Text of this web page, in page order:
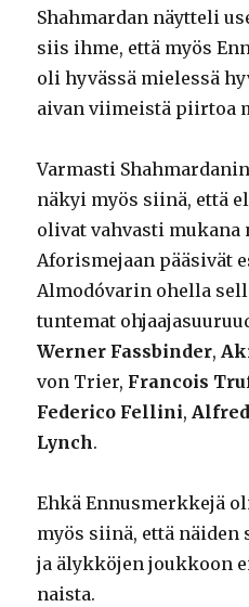
Shahmardan näytteli
siis ihme, että myös
oli hyvässä mielessä
aivan viimeistä piirtoa
Varmasti
näkyi myös siinä, että
olivat vahvasti mukana
Aforismejaan pääsivät
Almodóvarin ohella
tuntemat
Werner Fassbinder,
von Trier, Francois
Federico Fellini,
Lynch.
Ehkä Ennusmerkkejä
myös siinä, että
ja älykköjen joukkoon
naista.